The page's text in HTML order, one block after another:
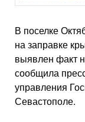
В поселке
на заправке
выявлен факт
сообщила
управления
Севастополе.